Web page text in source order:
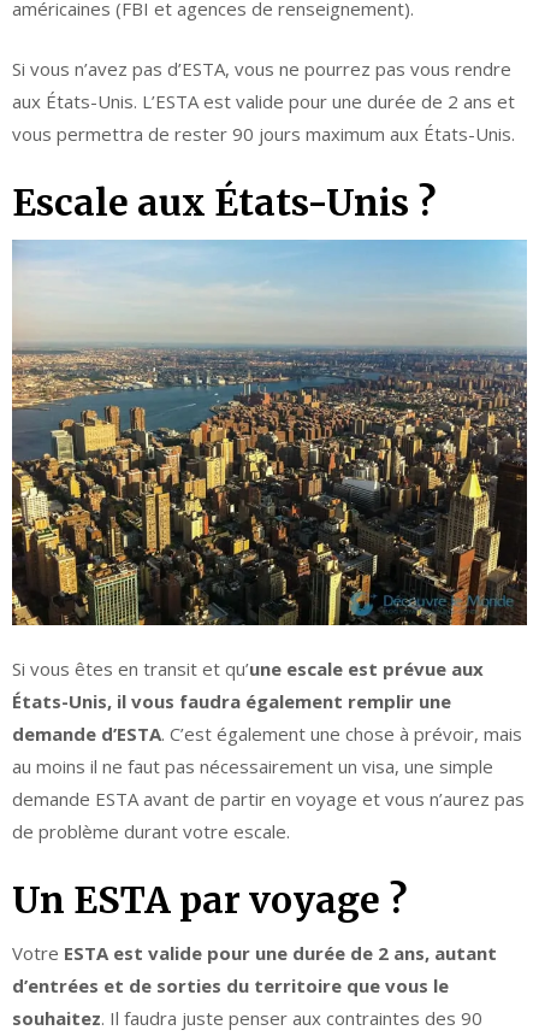
américaines (FBI et agences de renseignement).
Si vous n’avez pas d’ESTA, vous ne pourrez pas vous rendre
aux États-Unis. L’ESTA est valide pour une durée de 2 ans et
vous permettra de rester 90 jours maximum aux États-Unis.
Escale aux États-Unis ?
Si vous êtes en transit et qu’une escale est prévue aux
États-Unis, il vous faudra également remplir une
demande d’ESTA. C’est également une chose à prévoir, mais
au moins il ne faut pas nécessairement un visa, une simple
demande ESTA avant de partir en voyage et vous n’aurez pas
de problème durant votre escale.
Un ESTA par voyage ?
Votre ESTA est valide pour une durée de 2 ans, autant
d’entrées et de sorties du territoire que vous le
souhaitez. Il faudra juste penser aux contraintes des 90